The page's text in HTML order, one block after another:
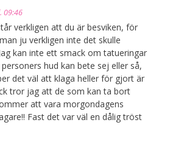
09:46
verkligen att du är besviken, för
ju verkligen inte det skulle
kan inte ett smack om tatueringar
hud kan bete sej eller så,
det väl att klaga heller för gjort är
tror jag att de som kan ta bort
att vara morgondagens
Fast det var väl en dålig tröst